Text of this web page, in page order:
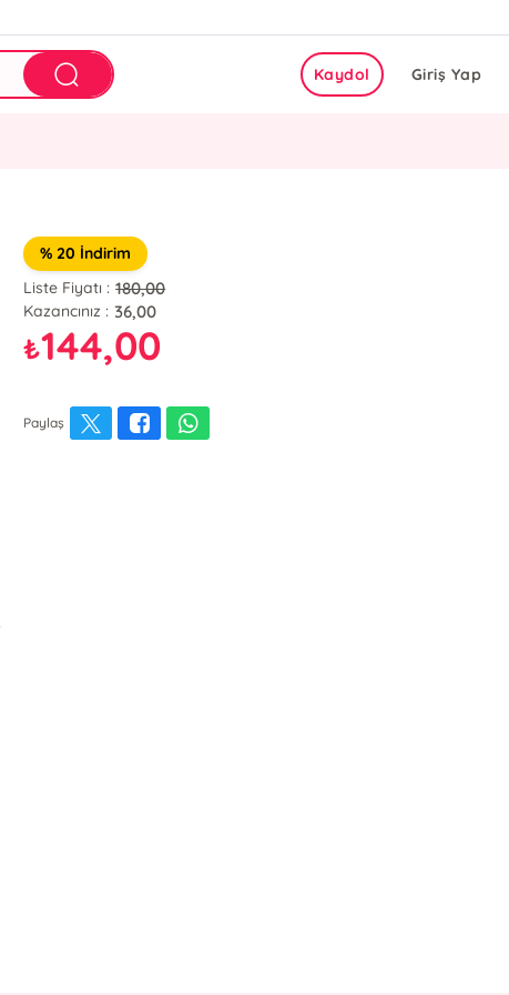
Giriş Yap
Kaydol
% 20 İndirim
Liste Fiyatı : 180,00
Kazancınız : 36,00
₺144,00
Paylaş